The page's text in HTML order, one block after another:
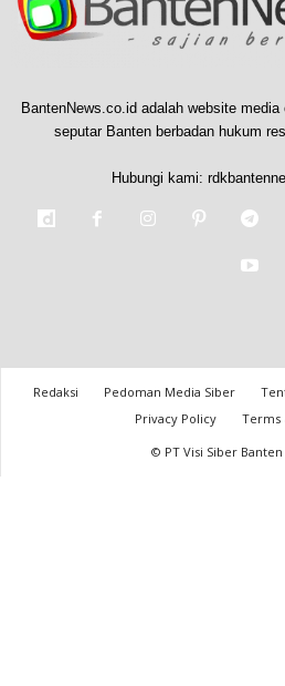
BantenNews.co.id adalah website
seputar Banten berbadan hukum
Hubungi kami:
Redaksi Pedoman Media Siber
Privacy Policy
Terms
© PT Visi Siber Banten